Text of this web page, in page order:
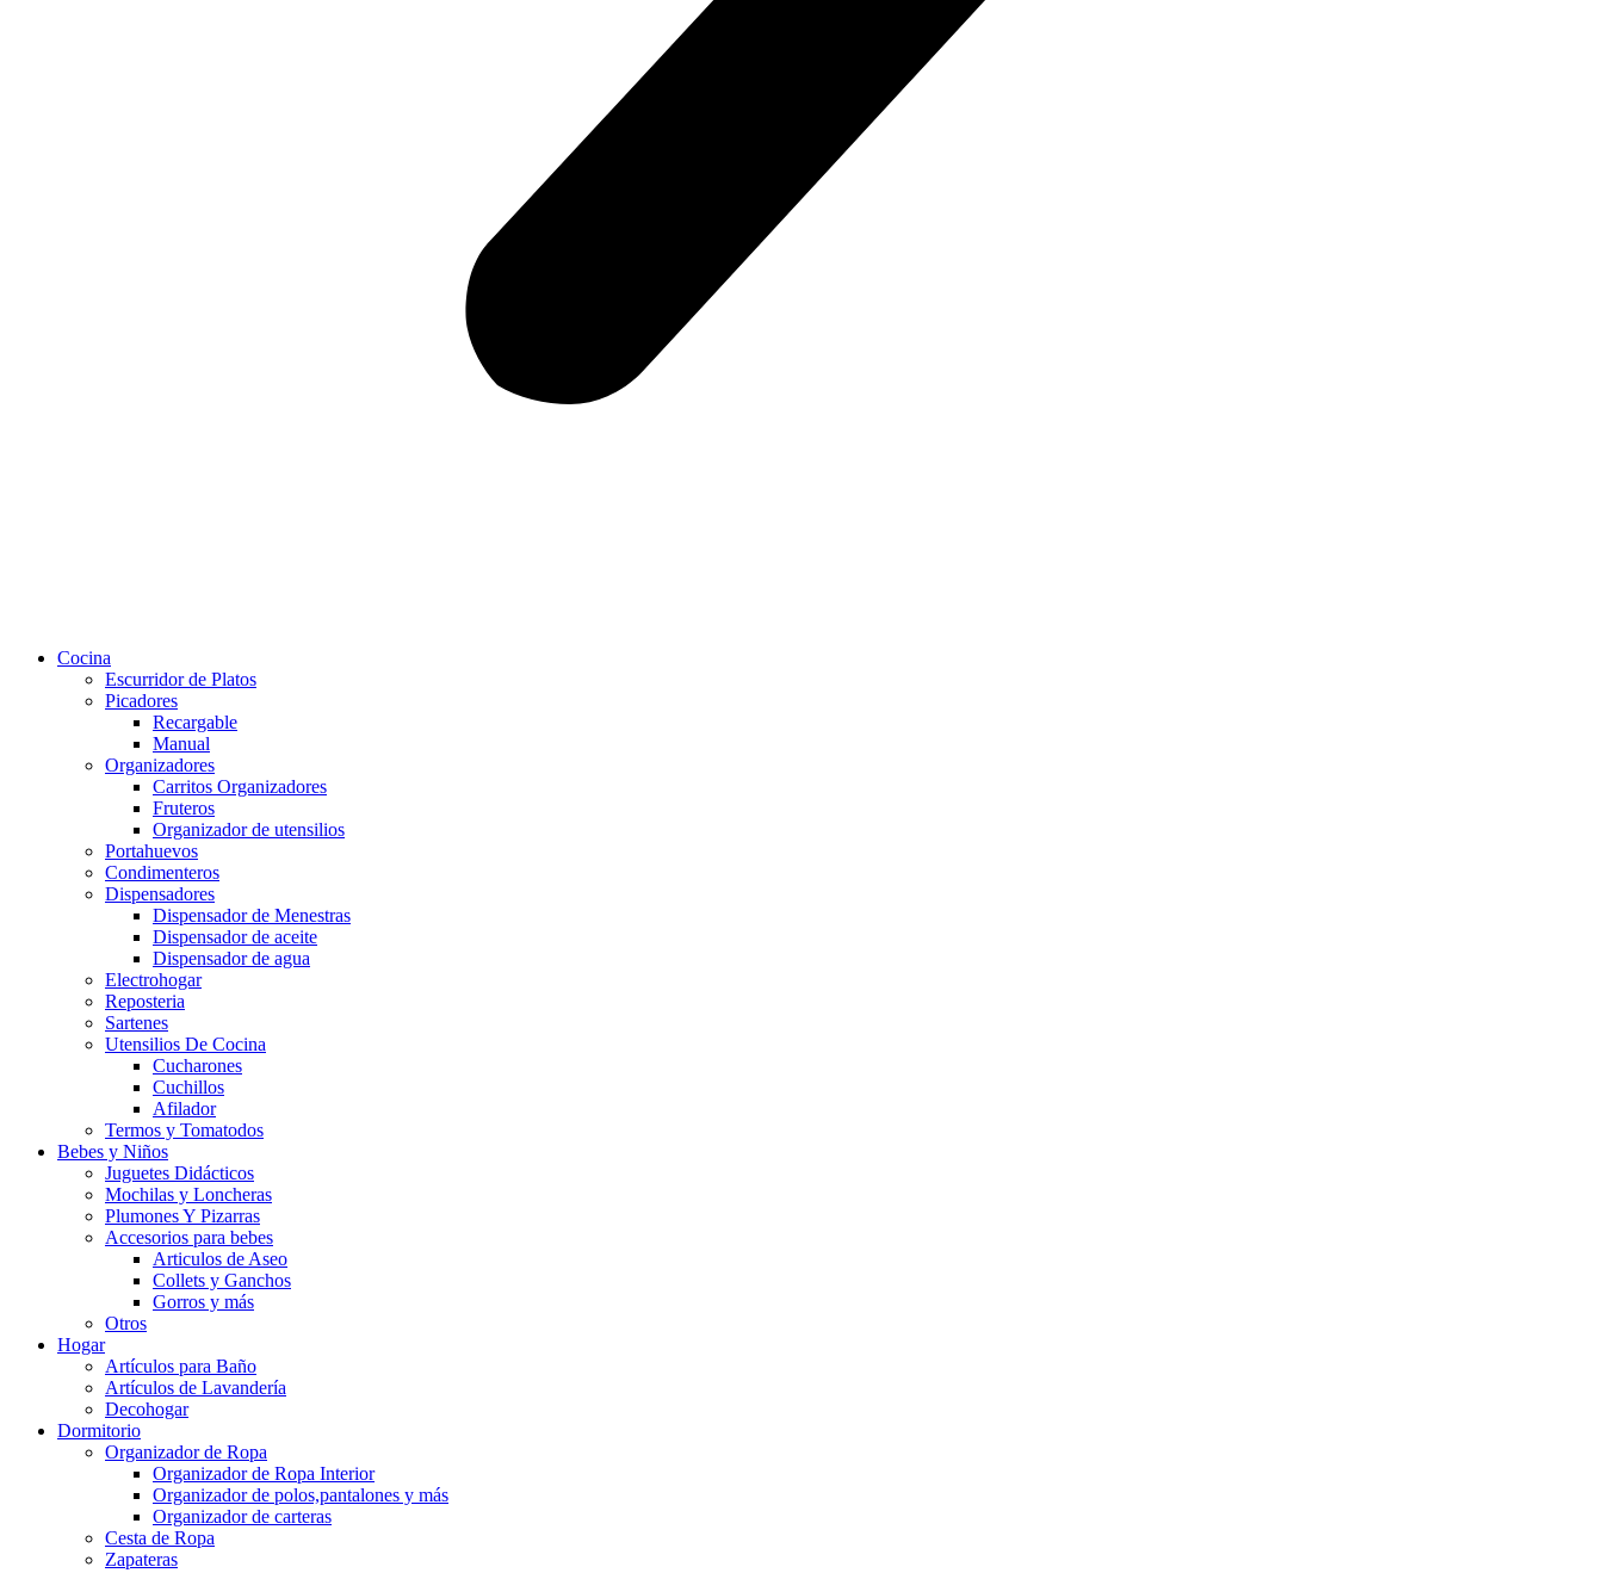
Cocina
Escurridor de Platos
Picadores
Recargable
Manual
Organizadores
Carritos Organizadores
Fruteros
Organizador de utensilios
Portahuevos
Condimenteros
Dispensadores
Dispensador de Menestras
Dispensador de aceite
Dispensador de agua
Electrohogar
Reposteria
Sartenes
Utensilios De Cocina
Cucharones
Cuchillos
Afilador
Termos y Tomatodos
Bebes y Niños
Juguetes Didácticos
Mochilas y Loncheras
Plumones Y Pizarras
Accesorios para bebes
Articulos de Aseo
Collets y Ganchos
Gorros y más
Otros
Hogar
Artículos para Baño
Artículos de Lavandería
Decohogar
Dormitorio
Organizador de Ropa
Organizador de Ropa Interior
Organizador de polos,pantalones y más
Organizador de carteras
Cesta de Ropa
Zapateras